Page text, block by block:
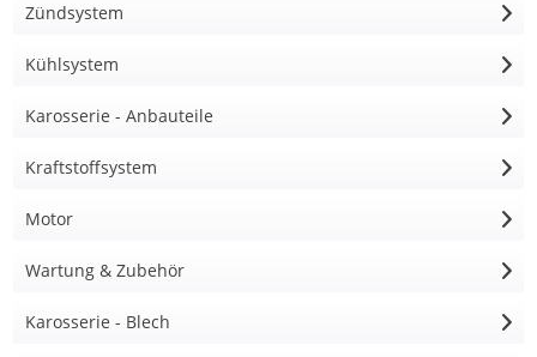
Zündsystem
Kühlsystem
Karosserie - Anbauteile
Kraftstoffsystem
Motor
Wartung & Zubehör
Karosserie - Blech